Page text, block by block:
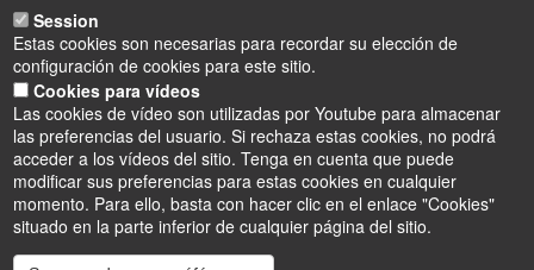
Tel. : +33 (0) 2 38 41 71 71
Adresse postale
Château de la Source
Avenue du Parc Floral
BP 6749
45067 Orléans Cedex 2 - France
Session
Estas cookies son necesarias para recordar su elección de
configuración de cookies para este sitio.
Cookies para vídeos
Las cookies de vídeo son utilizadas por Youtube para almacenar
las preferencias del usuario. Si rechaza estas cookies, no podrá
acceder a los vídeos del sitio. Tenga en cuenta que puede
modificar sus preferencias para estas cookies en cualquier
momento. Para ello, basta con hacer clic en el enlace "Cookies"
situado en la parte inferior de cualquier página del sitio.